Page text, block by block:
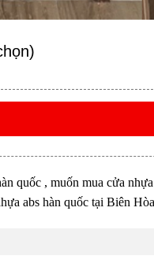
quốc , muốn mua cửa
abs hàn quốc tại Biên